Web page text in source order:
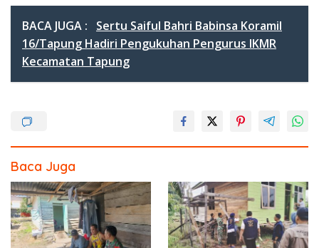
e
b
o
itt
er
e ar
e
BACA JUGA :
Sertu Saiful Bahri Babinsa Koramil
16/Tapung Hadiri Pengukuhan Pengurus IKMR
Kecamatan Tapung
Baca Juga